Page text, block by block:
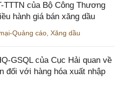
TTTN của Bộ Công Thương
hành giá bán xăng dầu
Quảng cáo Xăng dầu
GSQL của Cục Hải quan về
đối với hàng hóa xuất nhập